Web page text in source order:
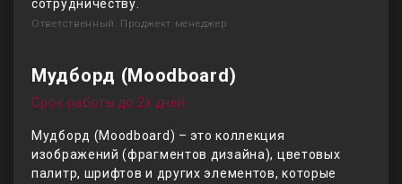
сотрудничеству.
Ответственный: Проджект менеджер
Мудборд (Moodboard)
Срок работы до 2х дней
Мудборд (Moodboard) – это коллекция
изображений (фрагментов дизайна), цветовых
палитр, шрифтов и других элементов, которые